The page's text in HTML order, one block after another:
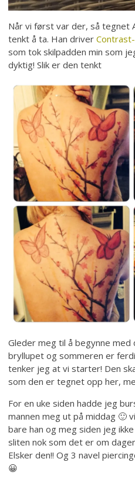
Når vi først var der, så tegnet
tenkt å ta. Han driver
som tok skilpadden min som
dyktig! Slik er den tenkt
Gleder meg til å begynne
bryllupet og sommeren er
tenker jeg at vi starter! Den
som den er tegnet opp her,
For en uke siden hadde jeg
mannen meg ut på middag 🙂
bare han og meg siden jeg
sliten nok som det er om
Elsker den!! Og 3 navel
😀